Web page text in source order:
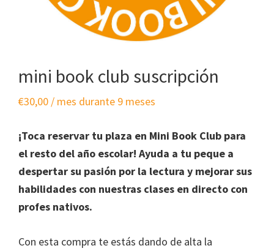
mini book club suscripción
€30,00 / mes durante 9 meses
¡Toca reservar tu plaza en Mini Book Club para
el resto del año escolar! Ayuda a tu peque a
despertar su pasión por la lectura y mejorar sus
habilidades con nuestras clases en directo con
profes nativos.
Con esta compra te estás dando de alta la